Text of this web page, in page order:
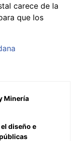
carece de la
que los
Minería
diseño e